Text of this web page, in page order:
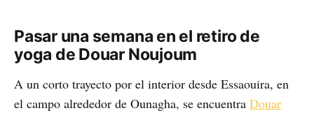
Pasar una semana en el retiro de
yoga de Douar Noujoum
A un corto trayecto por el interior desde Essaouira, en
el campo alrededor de Ounagha, se encuentra Douar